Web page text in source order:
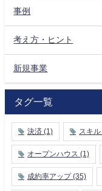
事例
考え方・ヒント
新規事業
タグ一覧
決済 (1) スキル
オープンハウス (1)
成約率アップ(35)